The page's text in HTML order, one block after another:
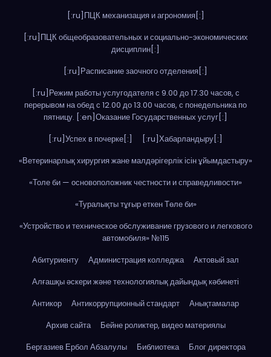
[:ru]ПЦК механизация и агрономия[:]
[:ru]ПЦК общеобразовательных и социально-экономических
дисциплин[:]
[:ru]Расписание заочного отделения[:]
[:ru]Режим работы услугодателя с 9.00 до 17.30 часов, с
перерывом на обед с 12.00 до 13.00 часов, с понедельника по
пятницу. [:en]Оказание Государственных услуг[:]
[:ru]Успех в почерке[:]
[:ru]Хабарландыру[:]
«Ветеринарлық хирургия жане малдәрігерлік ісін ұйымдастыру»
«Толе би — основоположник честности и справедливости»
«Туралықты тұғыр еткен Төле би»
«Устройство и техническое обслуживание грузового и легкового
автомобиля» №115
Абитуриенту
Администрация колледжа
Актовый зал
Алғашқы әскери және технологиялық дайындық кәбинеті
Антикор
Антикоррупционный стандарт
Анықтамалар
Архив сайта
Бейне роликтер, видео материялы
Бергазиев Ербол Абзалулы
Библиотека
Блог директора